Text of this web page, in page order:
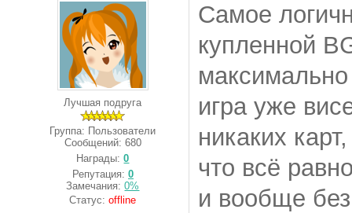
Лучшая подруга
Группа: Пользователи
Сообщений: 680
Награды:0
Репутация: 0
Замечания:0%
Статус:offline
Самое
купленной
максимально
игра уже
никаких
что всё
и вообще